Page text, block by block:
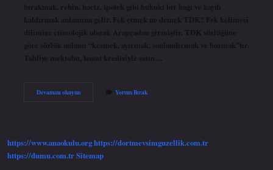
bırakmak, rehin, haciz, ipotek gibi hukuki bir bağı ve kaydı
kaldırmak anlamına gelir. Fek etmek ne demek TDK? Fek kelimesi
dilimize etimolojik olarak Arapçadan girmiştir. TDK sözlüğüne
göre sözlük anlamı “kesmek, ayırmak, sonlandırmak ve bozmak”tır.
Tahliye mektubu, konut kredisiyle satın…
Devamını okuyunFek
Yorum Bırak
https://www.anaokulu.orghttps://dortmevsimguzellik.com.tr
https://dumu.com.trSitemap